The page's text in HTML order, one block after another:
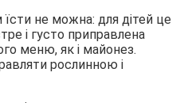
не можна: для дітей це
і густо приправлена
меню, як і майонез.
рослинною і